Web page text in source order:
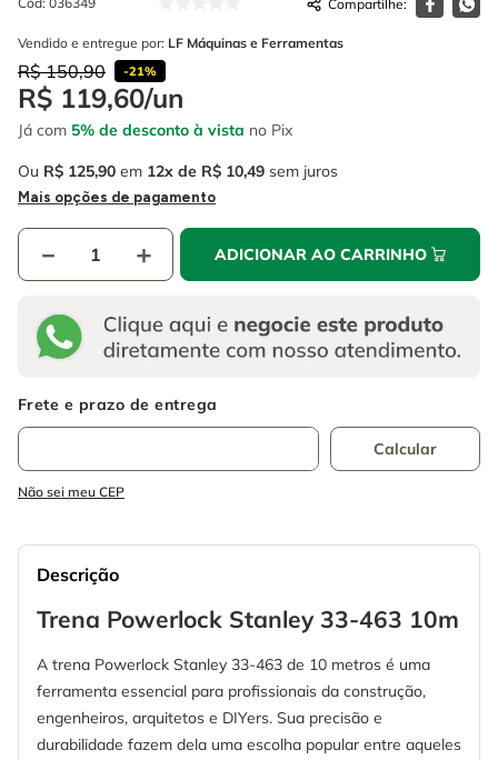
Vendido e entregue por: LF Máquinas e Ferramentas
R$ 150,90 -21%
R$ 119,60/un
Já com 5% de desconto à vista no Pix
Ou R$ 125,90 em 12 R$ 10,49 sem juros
Mais opções de pagamento
＋
－ ADICIONAR AO CARRINHO
Não sei meu CEP
Descrição
Trena Powerlock Stanley 33-463 10m
A trena Powerlock Stanley 33-463 de 10 metros é uma
ferramenta essencial para profissionais da construção,
engenheiros, arquitetos e DIYers. Sua precisão e
durabilidade fazem dela uma escolha popular entre aqueles
6º fio
chave impacto
8 disco corte
cabo flexivel
º escada
º serra circular
º fio
º chave impacto
º disco corte
serra copo